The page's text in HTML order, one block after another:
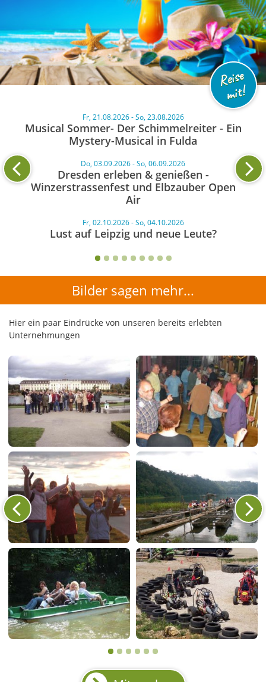
Reise
mit!
Fr, 21.08.2026 - So, 23.08.2026
Musical Sommer- Der Schimmelreiter - Ein
Mystery-Musical in Fulda
Do, 03.09.2026 - So, 06.09.2026
Dresden erleben & genießen -
Winzerstrassenfest und Elbzauber Open
Air
Fr, 02.10.2026 - So, 04.10.2026
Lust auf Leipzig und neue Leute?
Bilder sagen mehr...
Hier ein paar Eindrücke von unseren bereits erlebten
Unternehmungen